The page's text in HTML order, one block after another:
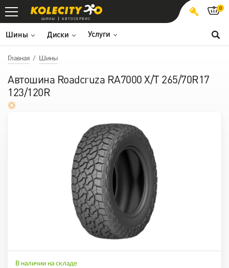
ШИНЫ АВТОСЕРВИС
Шины Диски Услуги
0
Главная Шины
Автошина Roadcruza RA7000 X/T 265/70R17
123/120R
В наличии на складе